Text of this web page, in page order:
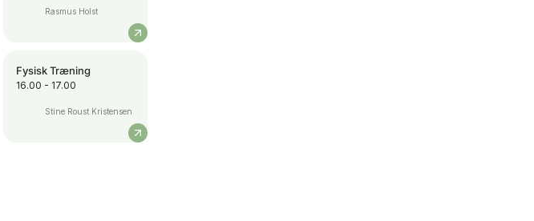
Rasmus Holst
Fysisk Træning
16.00 - 17.00
Stine Roust Kristensen